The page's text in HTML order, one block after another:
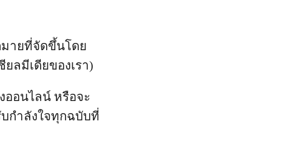
ายที่จัดขึ้นโดย
ลมีเดียของเรา)
ออนไลน์ หรือจะ
กำลังใจทุกฉบับที่